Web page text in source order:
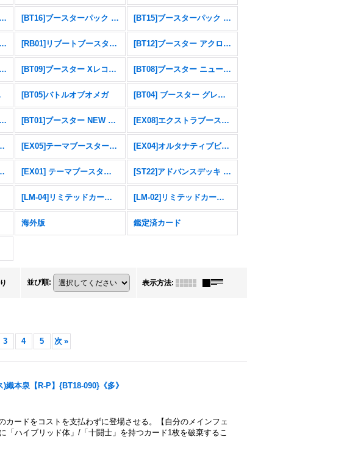
[BT17]ブースターパック シークレットクライシス [BT16]ブースターパック BEGINNING OBSERVER [BT15]ブースターパック エクシード・アポカリプス
[BT13]ブースターパック VSロイヤルナイツ [RB01]リブートブースター ライジングウインド [BT12]ブースター アクロス・タイム
[BT10]ブースター クロスエンカウンター [BT09]ブースター Xレコード [BT08]ブースター ニューヒーロー
ド [BT05]バトルオブオメガ [BT04] ブースター グレイトレジェンド
[BT02]ブースター ULTIMATE POWER [BT01]ブースター NEW EVOLUTION [EX08]エクストラブースター CHAIN OF LIBERATION
ァナル・アセンション [EX05]テーマブースターアニマルコロシアム [EX04]オルタナティブビーイング
デジタルハザード [EX01] テーマブースター クラシックコレクション [ST22]アドバンスデッキ 金剛界曼荼羅
[LM-04]リミテッドカードパック トリッドヴァイス [LM-02]リミテッドカードパック デクスモン
海外版 鑑定済カード
並び順: 表示方法:
3 4 5 次 »
織本泉【R-P】{BT18-090}《多》
カードをコストを支払わずに登場させる。【自分のメインフェ
「ハイブリッド体」/「十闘士」を持つカード1枚を破棄するこ